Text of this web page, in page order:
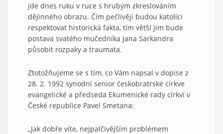
jde dnes ruku v ruce s hrubým zkreslováním
dějinného obrazu. Čím pečlivěji budou katolíci
respektovat historická fakta, tím větší jim bude
postava svatého mučedníka Jana Sarkandra
působit rozpaky a traumata.
Ztotožňujeme se s tím, co Vám napsal v dopise z
28. 2. 1992 synodní senior českobratrské církve
evangelické a předseda Ekumenické rady církví v
České republice Pavel Smetana:
„Jak dobře víte, nejpalčivějším problémem